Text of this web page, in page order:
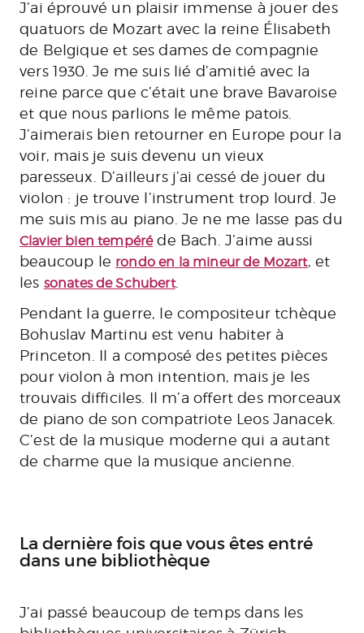
J’ai éprouvé un plaisir immense à jouer des
quatuors de Mozart avec la reine Élisabeth
de Belgique et ses dames de compagnie
vers 1930. Je me suis lié d’amitié avec la
reine parce que c’était une brave Bavaroise
et que nous parlions le même patois.
J’aimerais bien retourner en Europe pour la
voir, mais je suis devenu un vieux
paresseux. D’ailleurs j’ai cessé de jouer du
violon : je trouve l’instrument trop lourd. Je
me suis mis au piano. Je ne me lasse pas du
Clavier bien tempéréde Bach. J’aime aussi
beaucoup le rondo en la mineur de Mozart, et
les sonates de Schubert.
Pendant la guerre, le compositeur tchèque
Bohuslav Martinu est venu habiter à
Princeton. Il a composé des petites pièces
pour violon à mon intention, mais je les
trouvais difficiles. Il m’a offert des morceaux
de piano de son compatriote Leos Janacek.
C’est de la musique moderne qui a autant
de charme que la musique ancienne.
La dernière fois que vous êtes entré
dans une bibliothèque
J’ai passé beaucoup de temps dans les